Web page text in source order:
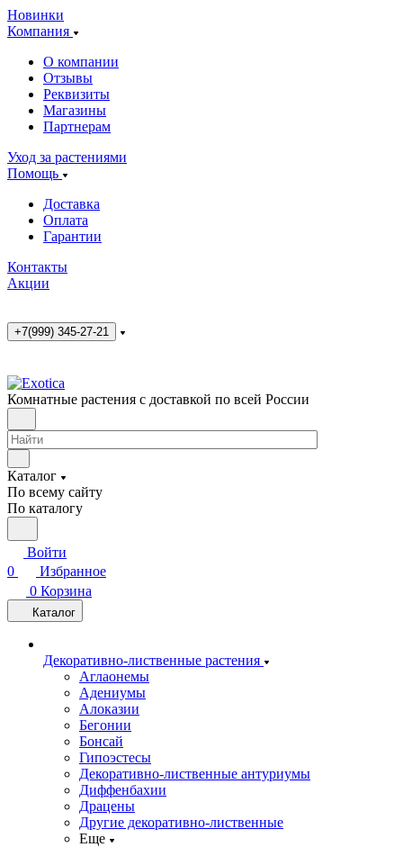
Новинки
Компания
О компании
Отзывы
Реквизиты
Магазины
Партнерам
Уход за растениями
Помощь
Доставка
Оплата
Гарантии
Контакты
Акции
+7(999) 345-27-21
Комнатные растения с доставкой по всей России
Каталог
По всему сайту
По каталогу
Войти
0
Избранное
0 Корзина
Каталог
Декоративно-лиственные растения
Аглаонемы
Адениумы
Алоказии
Бегонии
Бонсай
Гипоэстесы
Декоративно-лиственные антуриумы
Диффенбахии
Драцены
Другие декоративно-лиственные
Еще